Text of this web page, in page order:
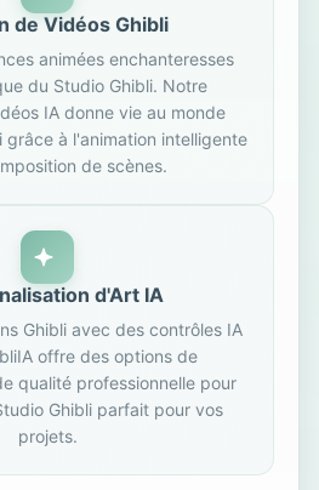
de Vidéos Ghibli
animées enchanteresses
du Studio Ghibli. Notre
IA donne vie au monde
grâce à l'animation intelligente
de scènes.
d'Art IA
Ghibli avec des contrôles IA
offre des options de
qualité professionnelle pour
Ghibli parfait pour vos
projets.